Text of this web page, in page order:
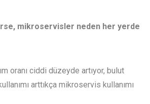
mikroservisler neden her yerde
oranı ciddi düzeyde artıyor, bulut
arttıkça mikroservis kullanımı